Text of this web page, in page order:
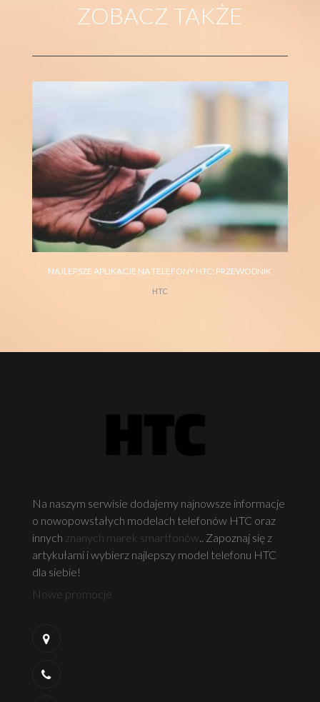
HTC DESIRE 825 I JEGO MOŻLIWOŚCI
TELEFON HTC
ZOBACZ TAKŻE
NAJLEPSZE APLIKACJE NA TELEFONY HTC: PRZEWODNIK
HTC
Na naszym serwisie dodajemy najnowsze informacje
o nowopowstałych modelach telefonów HTC oraz
innych znanych marek smartfonów.. Zapoznaj się z
artykułami i wybierz najlepszy model telefonu HTC
dla siebie!
Nowe promocje